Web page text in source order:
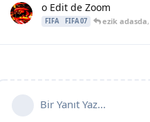
o Edit de Zoom
FIFA FIFA 07 ezik adasda,
Bir Yanıt Yaz...